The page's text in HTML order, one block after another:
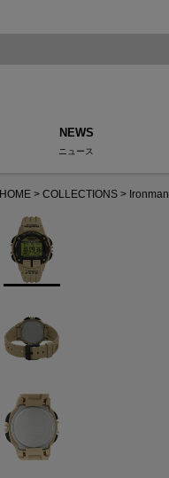
NEWS
ニュース
HOME COLLECTIONS Ironman